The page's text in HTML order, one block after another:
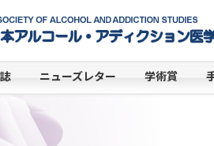
ニューズレター 学術賞